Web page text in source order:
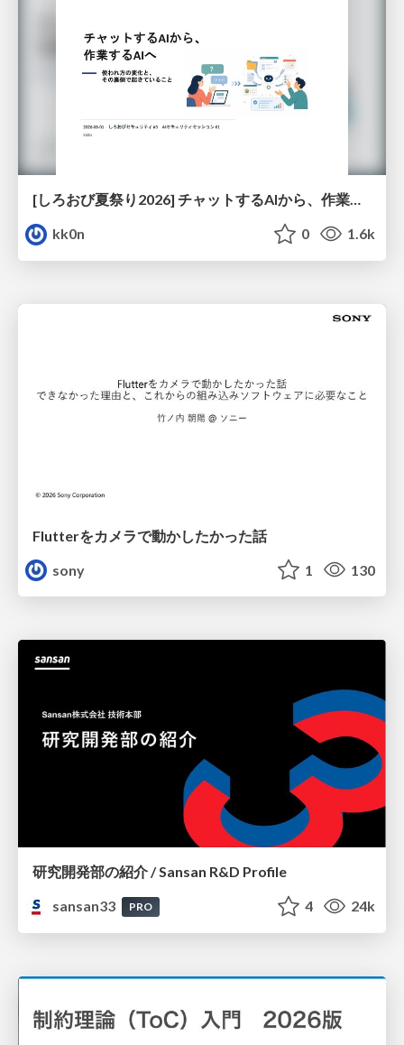
[しろおび夏祭り2026] チャットするAIから、作業するAIへ - 使われ方の変化と、その裏側で起きていること
kk0n
0 1.6k
Flutterをカメラで動かしたかった話
sony
1 130
研究開発部の紹介 / Sansan R&D Profile
sansan33
PRO 4 24k